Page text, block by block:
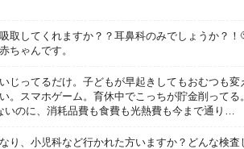
取してくれますか？？耳鼻科のみでしょうか？！
ちゃんです。
じってるだけ。子どもが早起きしてもおむつも変
。スマホゲーム。育休中でこっちが貯金削ってる
いのに、消耗品費も食費も光熱費も今まで通り…
り、小児科など行かれた方いますか？どんな検査